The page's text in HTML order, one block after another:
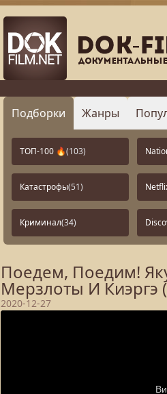
Подборки Жанры
ТОП-100 🔥(103)
Катастрофы(51)
Криминал(34)
Поедем, Поедим!
Мерзлоты И Киэргэ
2020-12-27